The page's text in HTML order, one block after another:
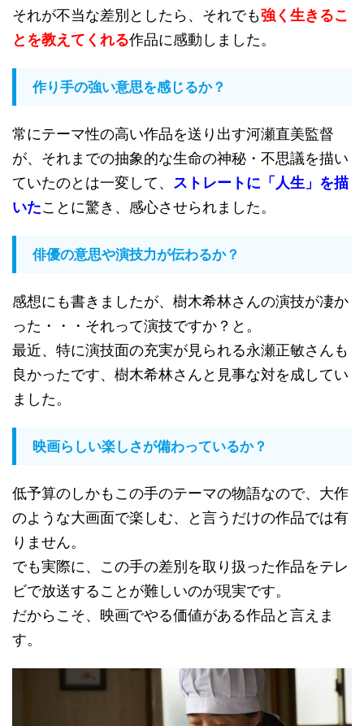
それが不当な差別としたら、それでも強く生きるこ
とを教えてくれる作品に感動しました。
作り手の強い意思を感じるか？
常にテーマ性の高い作品を送り出す河瀬直美監督
が、それまでの抽象的な生命の神秘・不思議を描い
ていたのとは一変して、 ストレートに「人生」を描
いたことに驚き、感心させられました。
俳優の意思や演技力が伝わるか？
感想にも書きましたが、樹木希林さんの演技が凄か
った・・・それって演技ですか？と。
最近、特に演技面の充実が見られる永瀬正敏さんも
良かったです、樹木希林さんと見事な対を成してい
ました。
映画らしい楽しさが備わっているか？
低予算のしかもこの手のテーマの物語なので、大作
のような大画面で楽しむ、と言うだけの作品では有
りません。
でも実際に、この手の差別を取り扱った作品をテレ
ビで放送することが難しいのが現実です。
だからこそ、映画でやる価値がある作品と言えま
す。